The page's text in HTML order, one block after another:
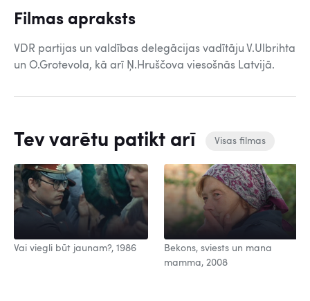
Filmas apraksts
VDR partijas un valdības delegācijas vadītāju V.Ulbrihta
un O.Grotevola, kā arī Ņ.Hruščova viesošnās Latvijā.
Tev varētu patikt arī Visas filmas
Vai viegli būt jaunam?, 1986
Bekons, sviests un mana
mamma, 2008